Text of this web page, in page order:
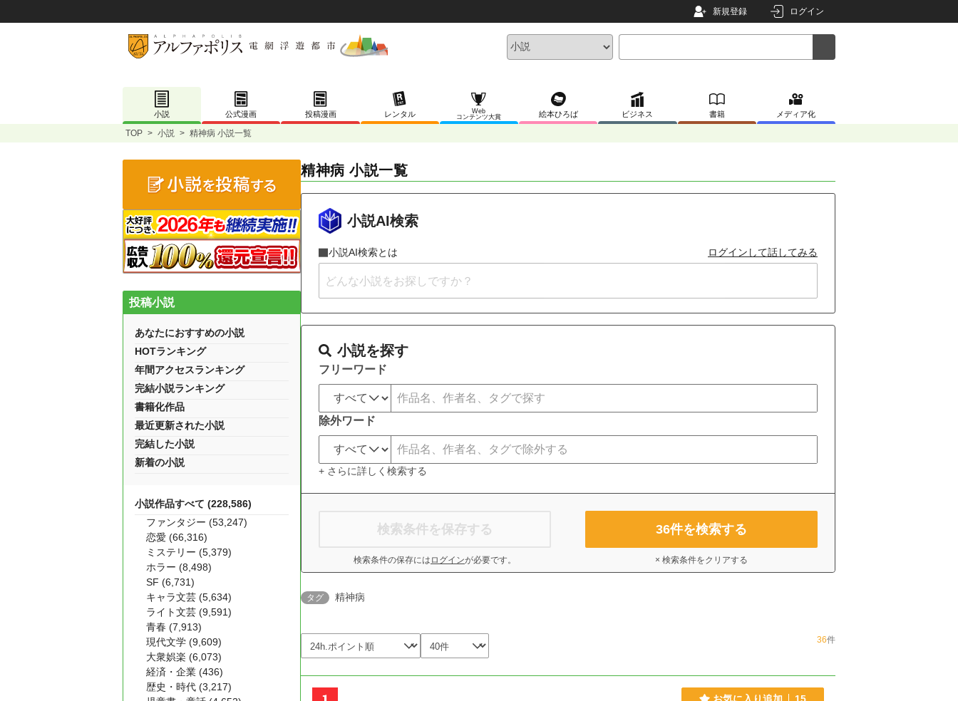
新規登録 ログイン
小説 公式漫画 投稿漫画 レンタル
Web
コンテンツ大賞
絵本ひろば ビジネス 書籍 メディア化
TOP > 小説 > 精神病 小説一覧
精神病 小説一覧
小説AI検索
小説AI検索とは ログインして話してみる
小説を探す
フリーワード
除外ワード
+ さらに詳しく検索する
検索条件を保存する
検索条件の保存には ログインが必要です。
36件を検索する
× 検索条件をクリアする
タグ 精神病
36件
お気に入り追加 15
投稿小説
あなたにおすすめの小説
HOTランキング
年間アクセスランキング
完結小説ランキング
書籍化作品
最近更新された小説
完結した小説
新着の小説
小説作品すべて (228,586)
ファンタジー (53,247)
恋愛 (66,316)
ミステリー (5,379)
ホラー (8,498)
SF (6,731)
キャラ文芸 (5,634)
ライト文芸 (9,591)
青春 (7,913)
現代文学 (9,609)
大衆娯楽 (6,073)
経済・企業 (436)
歴史・時代 (3,217)